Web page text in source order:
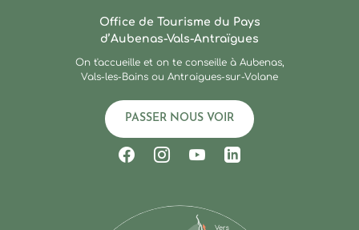
Office de Tourisme du Pays
d’Aubenas-Vals-Antraïgues
On t'accueille et on te conseille à Aubenas,
Vals-les-Bains ou Antraigues-sur-Volane
PASSER NOUS VOIR
Suivez-nous sur Facebook
Suivez-nous sur Instagram
Suivez-nous sur
Suivez-nous sur